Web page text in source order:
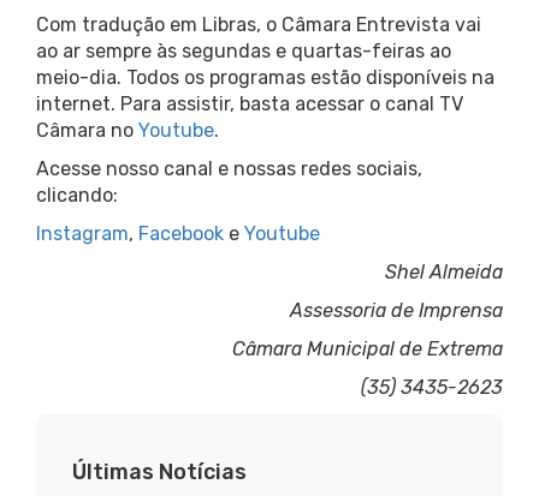
Com tradução em Libras, o Câmara Entrevista vai
ao ar sempre às segundas e quartas-feiras ao
meio-dia. Todos os programas estão disponíveis na
internet. Para assistir, basta acessar o canal TV
Câmara no Youtube.
Acesse nosso canal e nossas redes sociais,
clicando:
Instagram, Facebook e Youtube
Shel Almeida
Assessoria de Imprensa
Câmara Municipal de Extrema
(35) 3435-2623
Últimas Notícias